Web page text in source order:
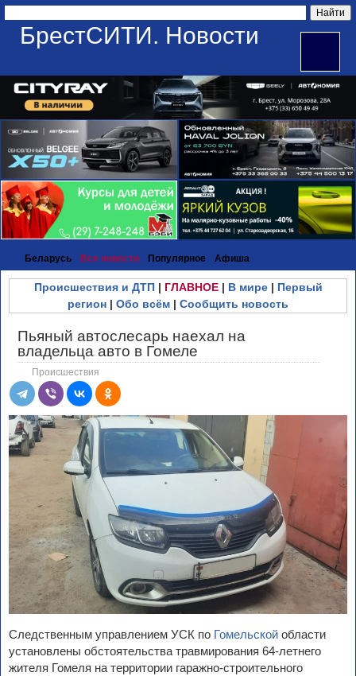
БрестСИТИ. Новости
Беларусь Все новости Популярное Афиша
Происшествия и ДТП| ГЛАВНОЕ| В мире| Первый
регион | Обо всём | Сообщить новость
Пьяный автослесарь наехал на
владельца авто в Гомеле
Происшествия
Следственным управлением УСК по Гомельской области
установлены обстоятельства травмирования 64-летнего
жителя Гомеля на территории гаражно-строительного